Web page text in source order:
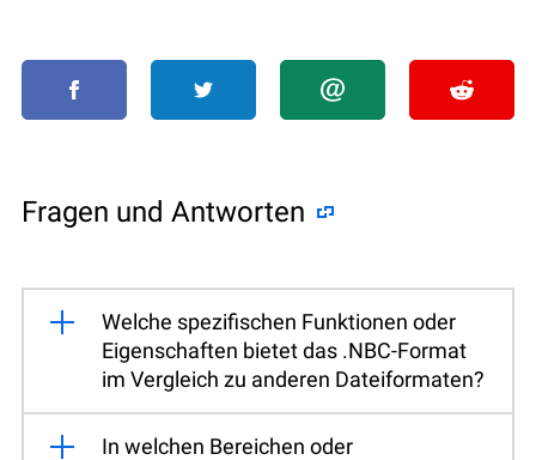
Fragen und Antworten
Welche spezifischen Funktionen oder
Eigenschaften bietet das .NBC-Format
im Vergleich zu anderen Dateiformaten?
In welchen Bereichen oder